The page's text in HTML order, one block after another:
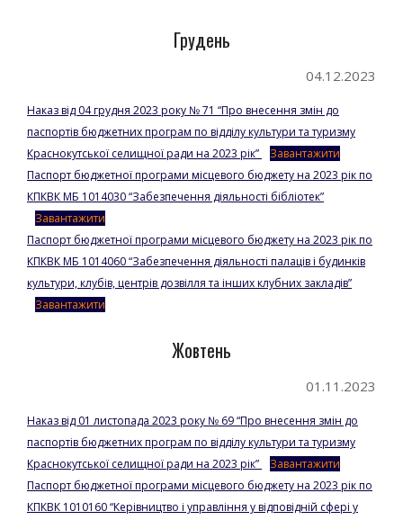
Грудень
04.12.2023
Наказ від 04 грудня 2023 року № 71 “Про внесення змін до
паспортів бюджетних програм по відділу культури та туризму
Краснокутської селищної ради на 2023 рік”
Завантажити
Паспорт бюджетної програми місцевого бюджету на 2023 рік по
КПКВК МБ 1014030 “Забезпечення діяльності бібліотек”
Завантажити
Паспорт бюджетної програми місцевого бюджету на 2023 рік по
КПКВК МБ 1014060 “Забезпечення діяльності палаців і будинків
культури, клубів, центрів дозвілля та інших клубних закладів”
Завантажити
Жовтень
01.11.2023
Наказ від 01 листопада 2023 року № 69 “Про внесення змін до
паспортів бюджетних програм по відділу культури та туризму
Краснокутської селищної ради на 2023 рік”
Завантажити
Паспорт бюджетної програми місцевого бюджету на 2023 рік по
КПКВК 1010160 “Керівництво і управління у відповідній сфері у